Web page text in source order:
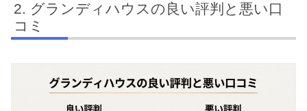
グランディハウスの良い評判と悪い口
コミ